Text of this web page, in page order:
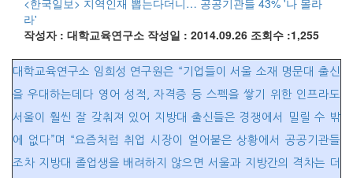
라'
작성자 : 대학교육연구소 작성일 : 2014.09.26 조회수 :1,255
대학교육연구소 임희성 연구원은 “기업들이 서울 소재 명문대 출신
을 우대하는데다 영어 성적, 자격증 등 스펙을 쌓기 위한 인프라도
서울이 훨씬 잘 갖춰져 있어 지방대 출신들은 경쟁에서 밀릴 수 밖
에 없다”며 “요즘처럼 취업 시장이 얼어붙은 상황에서 공공기관들
조차 지방대 졸업생을 배려하지 않으면 서울과 지방간의 격차는 더